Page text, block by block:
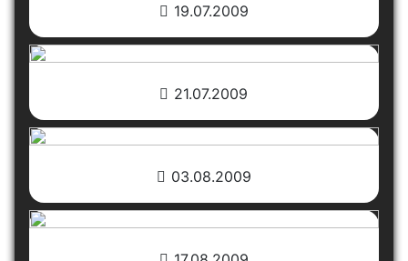
19.07.2009
21.07.2009
03.08.2009